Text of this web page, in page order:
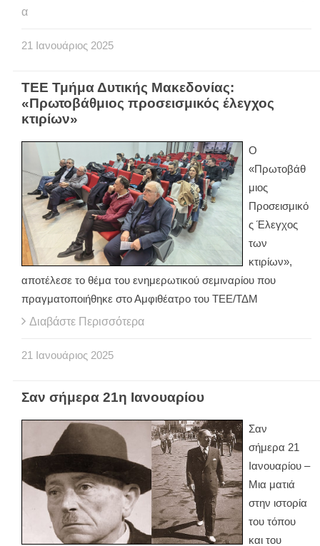
α
21 Ιανουάριος 2025
ΤΕΕ Τμήμα Δυτικής Μακεδονίας:
«Πρωτοβάθμιος προσεισμικός έλεγχος
κτιρίων»
Ο
«Πρωτοβάθ
μιος
Προσεισμικό
ς Έλεγχος
των
κτιρίων»,
αποτέλεσε το θέμα του ενημερωτικού σεμιναρίου που
πραγματοποιήθηκε στο Αμφιθέατρο του ΤΕΕ/ΤΔΜ
Διαβάστε Περισσότερα
21 Ιανουάριος 2025
Σαν σήμερα 21η Ιανουαρίου
Σαν
σήμερα 21
Ιανουαρίου –
Μια ματιά
στην ιστορία
του τόπου
και του